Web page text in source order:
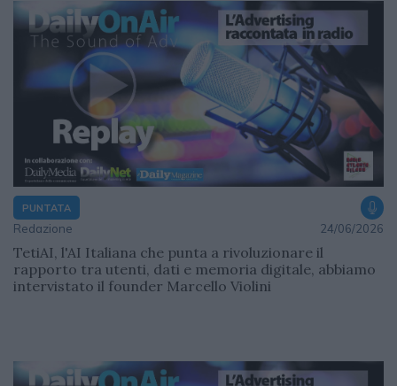
PUNTATA
Redazione 24/06/2026
TetiAI, l'AI Italiana che punta a rivoluzionare il
rapporto tra utenti, dati e memoria digitale, abbiamo
intervistato il founder Marcello Violini